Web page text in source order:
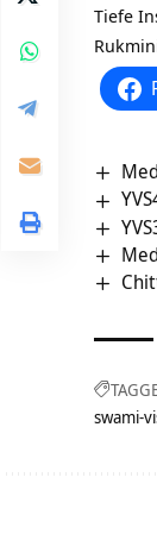
Tiefe
swami-